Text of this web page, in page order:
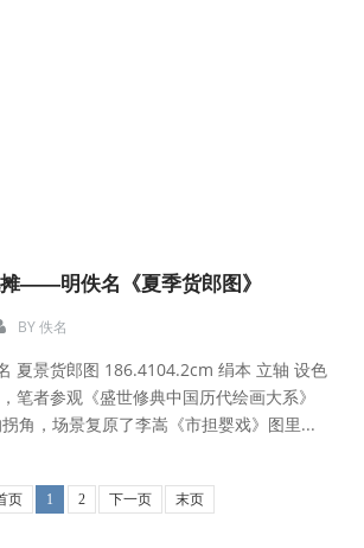
——明佚名《夏季货郎图》
BY佚名
夏景货郎图 186.4104.2cm 绢本 立轴 设色
笔者参观《盛世修典中国历代绘画大系》
角，场景复原了李嵩《市担婴戏》图里...
页 1 2 下一页 末页